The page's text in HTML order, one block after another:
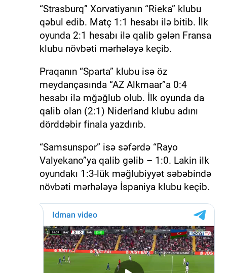
“Strasburq” Xorvatiyanın “Rieka” klubu
qəbul edib. Matç 1:1 hesabı ilə bitib. İlk
oyunda 2:1 hesabı ilə qalib gələn Fransa
klubu növbəti mərhələyə keçib.
Praqanın “Sparta” klubu isə öz
meydançasında “AZ Alkmaar”a 0:4
hesabı ilə mğəğlub olub. İlk oyunda da
qalib olan (2:1) Niderland klubu adını
dörddəbir finala yazdırıb.
“Samsunspor” isə səfərdə “Rayo
Valyekano”ya qalib gəlib – 1:0. Lakin ilk
oyundakı 1:3-lük məğlubiyyət səbəbində
növbəti mərhələyə İspaniya klubu keçib.